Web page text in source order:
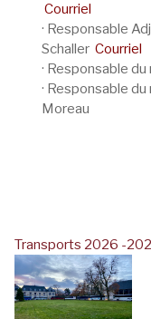
Courriel
· Responsable
Schaller Courriel
· Responsable
· Responsable
Moreau
Transports 2026 -